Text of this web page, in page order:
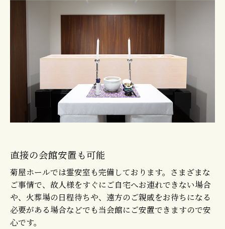
直接の会館安置も可能
菊屋ホールでは霊安室も完備しております。さまざまな
ご事情で、故人様をすぐにご自宅へお連れできない場合
や、火葬場の日程待ちや、遠方のご親戚をお待ちになる
必要がある場合などでも当会館にご安置できますので安
心です。